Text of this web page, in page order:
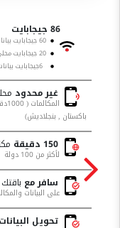
86 جيجابايت
60 جيجابايت بيانات فلكسي
20 جيجابايت محلي
6جيجابايت بيانات تجوال في 110 دولة
غير محدود
باكستان , بنجلاديش)
150 دقيقة
لأكثر من 100 دولة
سافر مع
على البيانات
تحويل